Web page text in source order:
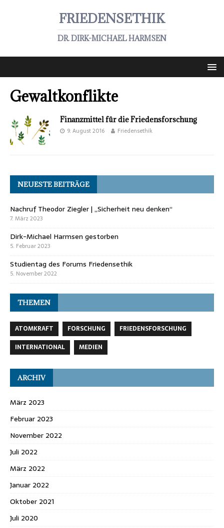
FRIEDENSETHIK
DR. DIRK-MICHAEL HARMSEN
Gewaltkonflikte
Finanzmittel für die Friedensforschung
9. August 2016 Friedensethik
NEUESTE BEITRÄGE
Nachruf Theodor Ziegler | „Sicherheit neu denken“
7. März 2023
Dirk-Michael Harmsen gestorben
5. Februar 2023
Studientag des Forums Friedensethik
5. November 2022
THEMEN
ATOMKRAFT FORSCHUNG
FRIEDENSFORSCHUNG
INTERNATIONAL
MEDIEN
ARCHIV
März 2023
Februar 2023
November 2022
Juli 2022
März 2022
Januar 2022
Oktober 2021
Juli 2020